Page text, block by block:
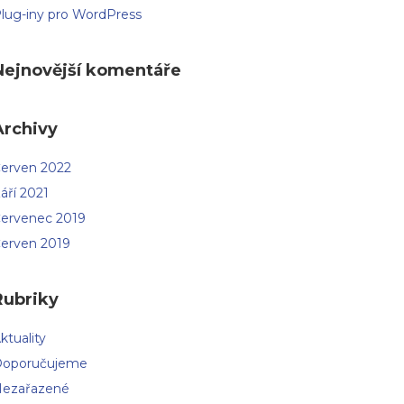
iny pro WordPress
komentáře
2022
2021
2019
2019